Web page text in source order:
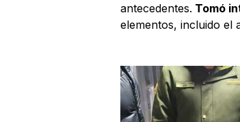
antecedentes. Tomó
elementos, incluido el